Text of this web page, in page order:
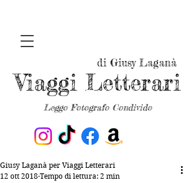
Leggo Fotografo Condivido
Viaggi Letterari
di Giusy Laganà
Giusy Laganà per Viaggi Letterari
12 ott 2018 Tempo di lettura: 2 min